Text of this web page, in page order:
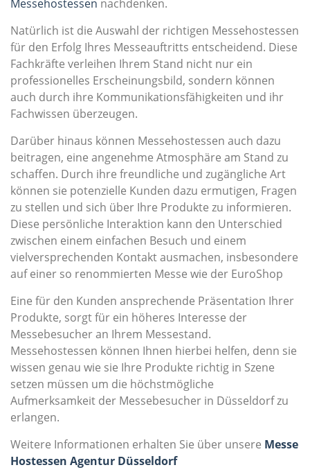
Messehostessen nachdenken.
Natürlich ist die Auswahl der richtigen Messehostessen
für den Erfolg Ihres Messeauftritts entscheidend. Diese
Fachkräfte verleihen Ihrem Stand nicht nur ein
professionelles Erscheinungsbild, sondern können
auch durch ihre Kommunikationsfähigkeiten und ihr
Fachwissen überzeugen.
Darüber hinaus können Messehostessen auch dazu
beitragen, eine angenehme Atmosphäre am Stand zu
schaffen. Durch ihre freundliche und zugängliche Art
können sie potenzielle Kunden dazu ermutigen, Fragen
zu stellen und sich über Ihre Produkte zu informieren.
Diese persönliche Interaktion kann den Unterschied
zwischen einem einfachen Besuch und einem
vielversprechenden Kontakt ausmachen, insbesondere
auf einer so renommierten Messe wie der EuroShop
Eine für den Kunden ansprechende Präsentation Ihrer
Produkte, sorgt für ein höheres Interesse der
Messebesucher an Ihrem Messestand.
Messehostessen können Ihnen hierbei helfen, denn sie
wissen genau wie sie Ihre Produkte richtig in Szene
setzen müssen um die höchstmögliche
Aufmerksamkeit der Messebesucher in Düsseldorf zu
erlangen.
Weitere Informationen erhalten Sie über unsere Messe
Hostessen Agentur Düsseldorf